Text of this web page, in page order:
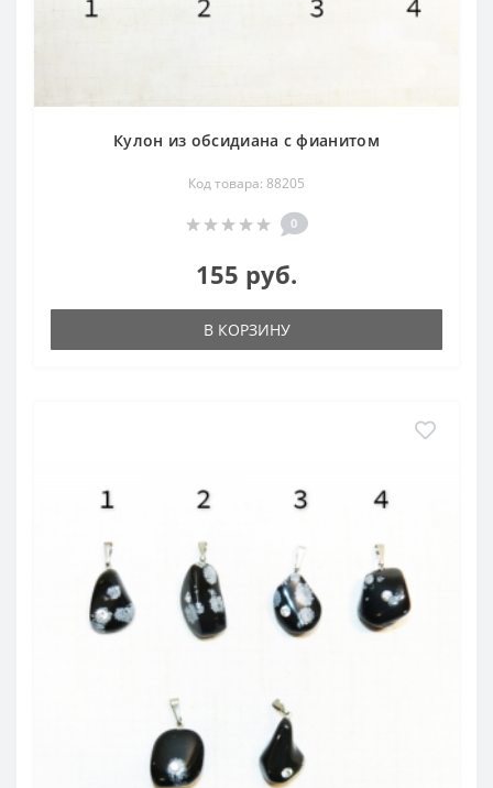
Кулон из обсидиана с фианитом
Код товара: 88205
0
155 руб.
В КОРЗИНУ